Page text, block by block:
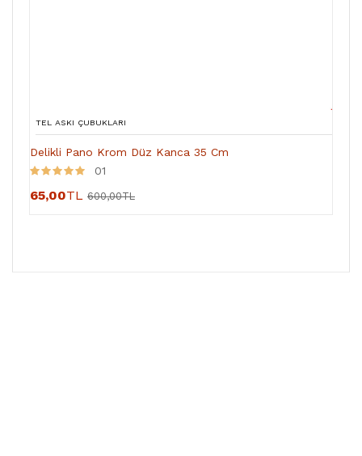
TEL ASKI ÇUBUKLARI
Delikli Pano Krom Düz Kanca 35 Cm
01
65,00TL 600,00TL